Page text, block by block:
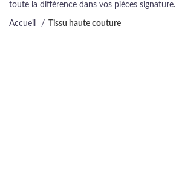
toute la différence dans vos pièces signature.
Accueil Tissu haute couture